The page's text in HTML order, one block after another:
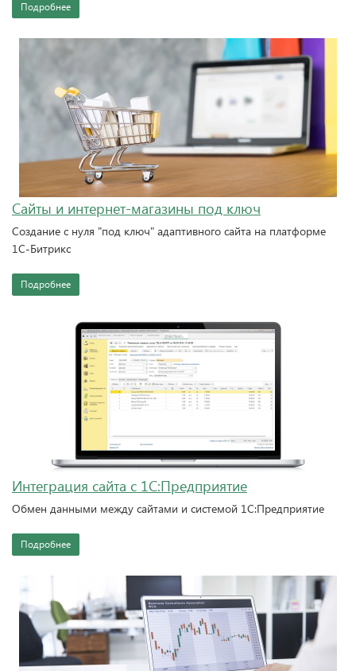
Подробнее
Сайты и интернет-магазины под ключ
Создание с нуля "под ключ" адаптивного сайта на платформе
1С-Битрикс
Подробнее
Интеграция сайта с 1С:Предприятие
Обмен данными между сайтами и системой 1С:Предприятие
Подробнее